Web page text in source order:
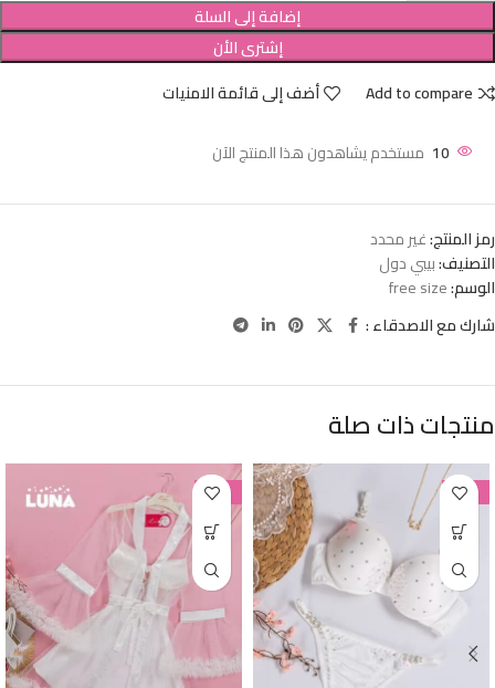
إضافة إلى السلة
إشترى الأن
Add to compare
أضف إلى قائمة الامنيات
10 مستخدم يشاهدون هذا المنتج الآن
رمز المنتج:غير محدد
التصنيف:بيبي دول
الوسم:free size
شارك مع الاصدقاء :
منتجات ذات صلة
-38%
-38%